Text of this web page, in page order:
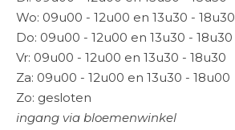
Wo: 09u00 - 12u00 en 13u30 - 18u30
Do: 09u00 - 12u00 en 13u30 - 18u30
Vr: 09u00 - 12u00 en 13u30 - 18u30
Za: 09u00 - 12u00 en 13u30 - 18u00
Zo: gesloten
ingang via bloemenwinkel